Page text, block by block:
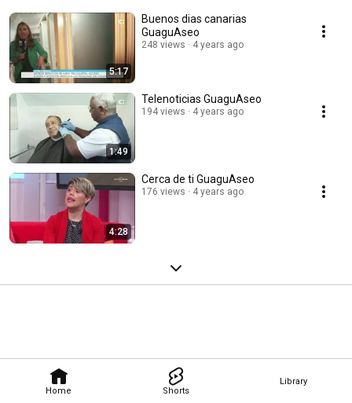
Home Shorts
Library
5:17
Buenos dias canarias
GuaguAseo
248 views 4 years ago
1:49
Telenoticias GuaguAseo
194 views 4 years ago
4:28
Cerca de ti GuaguAseo
176 views 4 years ago